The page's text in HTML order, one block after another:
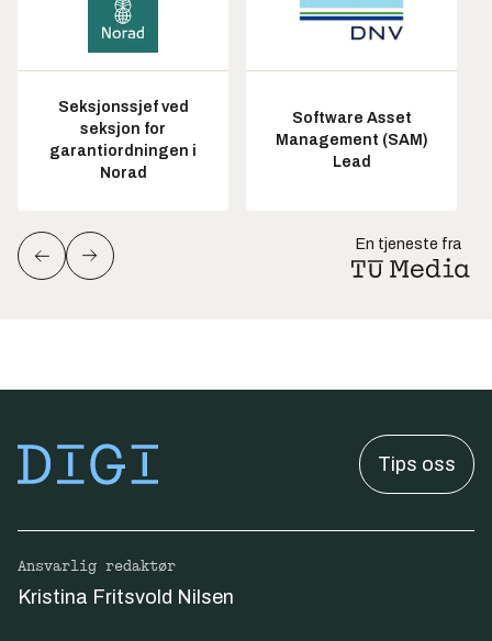
Seksjonssjef ved
seksjon for
garantiordningen i
Norad
Software Asset
Management (SAM)
Lead
En tjeneste fra
Tips oss
Ansvarlig redaktør
Kristina Fritsvold Nilsen